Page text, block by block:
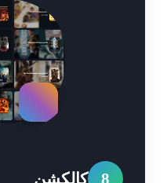
کالکشن